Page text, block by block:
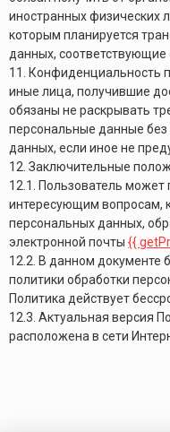
иностранных физических
которым планируется
данных, соответствующие
11. Конфиденциальность
иные лица, получившие
обязаны не раскрывать
персональные данные без
данных, если иное не
12. Заключительные
12.1. Пользователь
интересующим вопросам,
персональных данных,
электронной почты {{
12.2. В данном документе
политики обработки
Политика действует
12.3. Актуальная версия
расположена в сети